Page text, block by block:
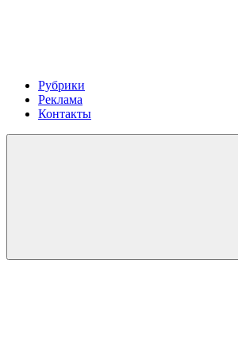
Рубрики
Реклама
Контакты